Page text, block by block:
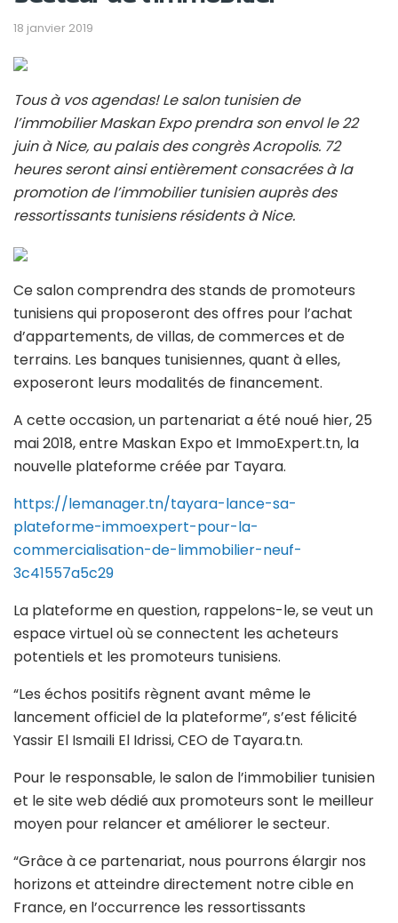
18 janvier 2019
Tous à vos agendas! Le salon tunisien de
l’immobilier Maskan Expo prendra son envol le 22
juin à Nice, au palais des congrès Acropolis. 72
heures seront ainsi entièrement consacrées à la
promotion de l’immobilier tunisien auprès des
ressortissants tunisiens résidents à Nice.
Ce salon comprendra des stands de promoteurs
tunisiens qui proposeront des offres pour l’achat
d’appartements, de villas, de commerces et de
terrains. Les banques tunisiennes, quant à elles,
exposeront leurs modalités de financement.
A cette occasion, un partenariat a été noué hier, 25
mai 2018, entre Maskan Expo et ImmoExpert.tn, la
nouvelle plateforme créée par Tayara.
https://lemanager.tn/tayara-lance-sa-
plateforme-immoexpert-pour-la-
commercialisation-de-limmobilier-neuf-
3c41557a5c29
La plateforme en question, rappelons-le, se veut un
espace virtuel où se connectent les acheteurs
potentiels et les promoteurs tunisiens.
“Les échos positifs règnent avant même le
lancement officiel de la plateforme”, s’est félicité
Yassir El Ismaili El Idrissi, CEO de Tayara.tn.
Pour le responsable, le salon de l’immobilier tunisien
et le site web dédié aux promoteurs sont le meilleur
moyen pour relancer et améliorer le secteur.
“Grâce à ce partenariat, nous pourrons élargir nos
horizons et atteindre directement notre cible en
France, en l’occurrence les ressortissants